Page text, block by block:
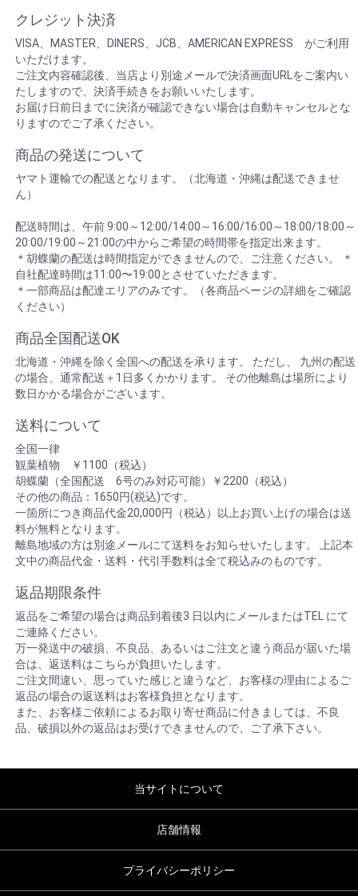
クレジット決済
VISA、MASTER、DINERS、JCB、AMERICAN EXPRESS がご利用
いただけます。
ご注文内容確認後、当店より別途メールで決済画面URLをご案内い
たしますので、決済手続きをお願いいたします。
お届け日前日までに決済が確認できない場合は自動キャンセルとな
りますのでご了承ください。
商品の発送について
ヤマト運輸での配送となります。（北海道・沖縄は配送できませ
ん）
配送時間は、午前 9:00～12:00/14:00～16:00/16:00～18:00/18:00～
20:00/19:00～21:00の中からご希望の時間帯を指定出来ます。
＊胡蝶蘭の配送は時間指定ができませんので、ご注意ください。 ＊
自社配達時間は11:00〜19:00とさせていただきます。
＊一部商品は配達エリアのみです。（各商品ページの詳細をご確認
ください）
商品全国配送OK
北海道・沖縄を除く全国への配送を承ります。 ただし、 九州の配送
の場合、通常配送＋1日多くかかります。 その他離島は場所により
数日かかる場合がございます。
送料について
全国一律
観葉植物 ￥1100（税込）
胡蝶蘭（全国配送 6号のみ対応可能）￥2200（税込）
その他の商品：1650円(税込)です。
一箇所につき商品代金20,000円（税込）以上お買い上げの場合は送
料が無料となります。
離島地域の方は別途メールにて送料をお知らせいたします。 上記本
文中の商品代金・送料・代引手数料は全て税込みのものです。
返品期限条件
返品をご希望の場合は商品到着後3 日以内にメールまたはTEL にて
ご連絡ください。
万一発送中の破損、不良品、あるいはご注文と違う商品が届いた場
合は、返送料はこちらが負担いたします。
ご注文間違い、思っていた感じと違うなど、お客様の理由によるご
返品の場合の返送料はお客様負担となります。
また、お客様ご依頼によるお取り寄せ商品に付きましては、不良
品、破損以外の返品はお受けできませんので、ご了承下さい。
当サイトについて
店舗情報
プライバシーポリシー